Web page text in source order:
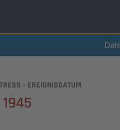
- EREIGNISDATUM